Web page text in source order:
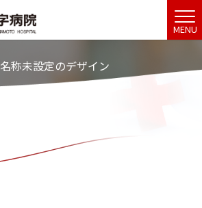
MENU
名称未設定のデザイン